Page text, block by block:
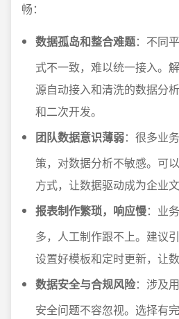
畅：
数据孤岛和整合难题：不同
式不一致，难以统一接入。
源自动接入和清洗的数据分
和二次开发。
团队数据意识薄弱：很多业
策，对数据分析不敏感。可
方式，让数据驱动成为企业
报表制作繁琐，响应慢：业
多，人工制作跟不上。建议
设置好模板和定时更新，让
数据安全与合规风险：涉及
安全问题不容忽视。选择有